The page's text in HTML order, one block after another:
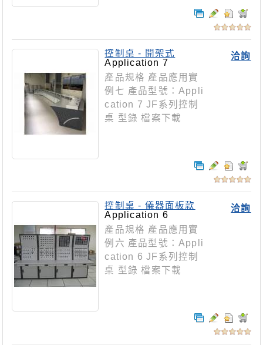
洽詢
控制桌 - 開架式
Application 7
產品規格 產品應用實
例七 產品型號：Appli
cation 7 JF系列控制
桌 型錄 檔案下載
洽詢
控制桌 - 儀器面板款
Application 6
產品規格 產品應用實
例六 產品型號：Appli
cation 6 JF系列控制
桌 型錄 檔案下載